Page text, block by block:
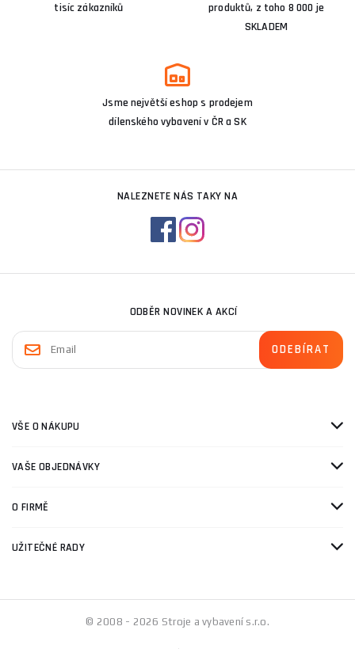
tisíc zákazníků
produktů, z toho 8 000 je
SKLADEM
Jsme největší eshop s prodejem
dílenského vybavení v ČR a SK
NALEZNETE NÁS TAKY NA
ODBĚR NOVINEK A AKCÍ
VŠE O NÁKUPU
VAŠE OBJEDNÁVKY
O FIRMĚ
UŽITEČNÉ RADY
© 2008 - 2026 Stroje a vybavení s.r.o.